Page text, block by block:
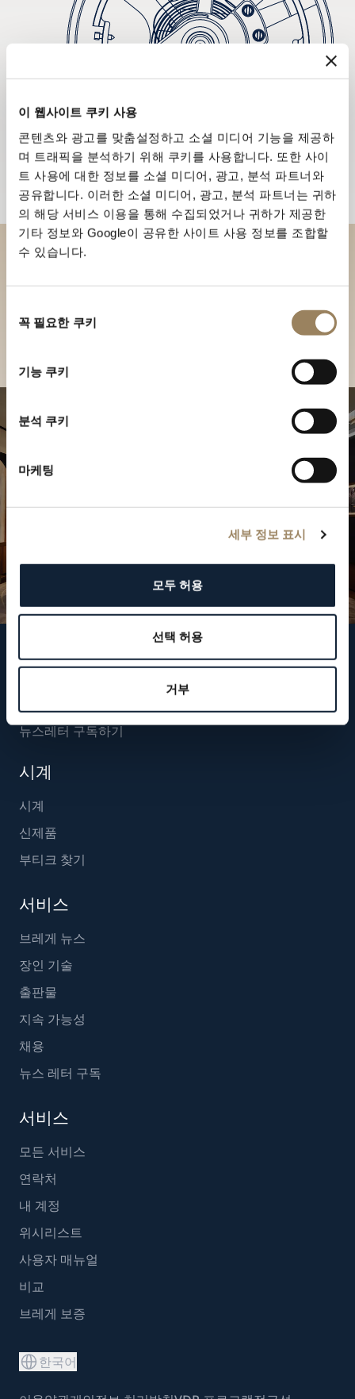
이 웹사이트 쿠키 사용
콘텐츠와 광고를 맞춤설정하고 소셜 미디어 기능을 제공하
며 트래픽을 분석하기 위해 쿠키를 사용합니다. 또한 사이
트 사용에 대한 정보를 소셜 미디어, 광고, 분석 파트너와
공유합니다. 이러한 소셜 미디어, 광고, 분석 파트너는 귀하
의 해당 서비스 이용을 통해 수집되었거나 귀하가 제공한
기타 정보와 Google이 공유한 사이트 사용 정보를 조합할
수 있습니다.
꼭 필요한 쿠키
기능 쿠키
분석 쿠키
마케팅
세부 정보 표시
모두 허용
선택 허용
거부
브레게 팔로우하기
뉴스레터 구독하기
시계
시계
신제품
부티크 찾기
서비스
브레게 뉴스
장인 기술
출판물
지속 가능성
채용
뉴스 레터 구독
서비스
모든 서비스
연락처
내 계정
위시리스트
사용자 매뉴얼
비교
브레게 보증
한국어